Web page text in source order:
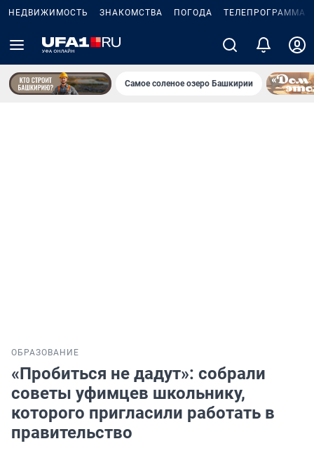
НЕДВИЖИМОСТЬ ЗНАКОМСТВА ПОГОДА ТЕЛЕПРОГРАММА
Самое соленое озеро Башкирии
ОБРАЗОВАНИЕ
«Пробиться не дадут»: собрали
советы уфимцев школьнику,
которого пригласили работать в
правительство